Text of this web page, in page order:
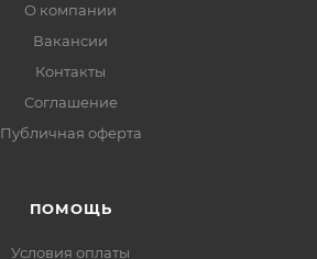
О компании
Вакансии
Контакты
Соглашение
Публичная оферта
ПОМОЩЬ
Условия оплаты